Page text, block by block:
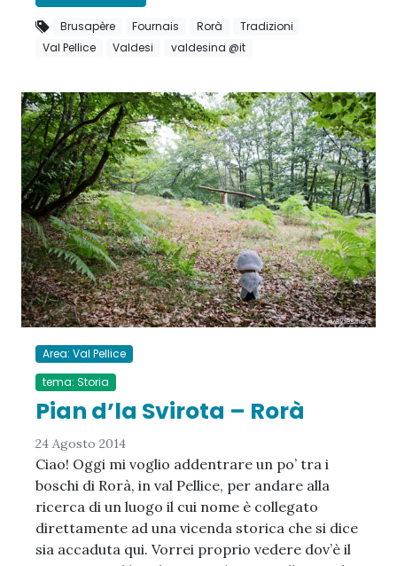
Brusapère Fournais Rorà
Tradizioni
Val Pellice
Valdesi valdesina @it
Area: Val Pellice
tema: Storia
Pian d’la Svirota – Rorà
24 Agosto 2014
Ciao! Oggi mi voglio addentrare un po’ tra i
boschi di Rorà, in val Pellice, per andare alla
ricerca di un luogo il cui nome è collegato
direttamente ad una vicenda storica che si dice
sia accaduta qui. Vorrei proprio vedere dov’è il